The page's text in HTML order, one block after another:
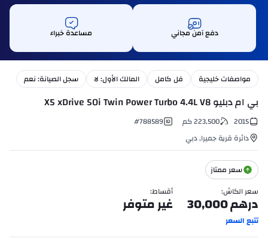
دفع آمن مجاني مساعدة خبراء
مواصفات خليجية فل كامل المالك الأول: لا سجل الصيانة: نعم
بي ام دبليو X5 xDrive 50i Twin Power Turbo 4.4L V8
2015
223,500 كم #788589
دائرة قرية جميرا,دبي
سعر ممتاز
سعر الكاش:
درهم30,000
تتبع السعر
أقساط:
غير متوفر